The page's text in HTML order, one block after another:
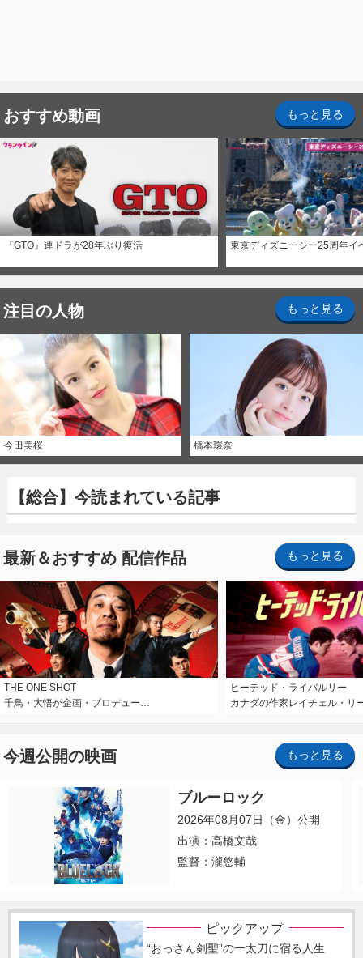
おすすめ動画 もっと見る
『GTO』連ドラが28年ぶり復活 東京ディズニーシー25周年イ
注目の人物 もっと見る
今田美桜 橋本環奈
【総合】今読まれている記事
最新＆おすすめ 配信作品 もっと見る
THE ONE SHOT
千鳥・大悟が企画・プロデュー…
ヒーテッド・ライバルリー
カナダの作家レイチェル・リ
今週公開の映画 もっと見る
ブルーロック
2026年08月07日（金）公開
出演：高橋文哉
監督：瀧悠輔
ピックアップ
“おっさん剣聖”の一太刀に宿る人生